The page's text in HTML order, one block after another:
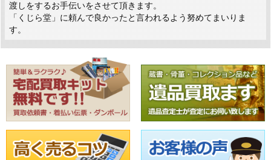
渡しをするお手伝いをさせて頂きます。
「くじら堂」に頼んで良かったと言われるよう努めてまいりま
す。